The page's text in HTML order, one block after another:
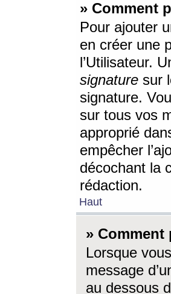
» Comment
Pour ajouter
en créer une
l’Utilisateur.
signature sur
signature.
sur tous vos
approprié
empêcher
décochant la
rédaction.
Haut
» Comment
Lorsque
message
au dessous